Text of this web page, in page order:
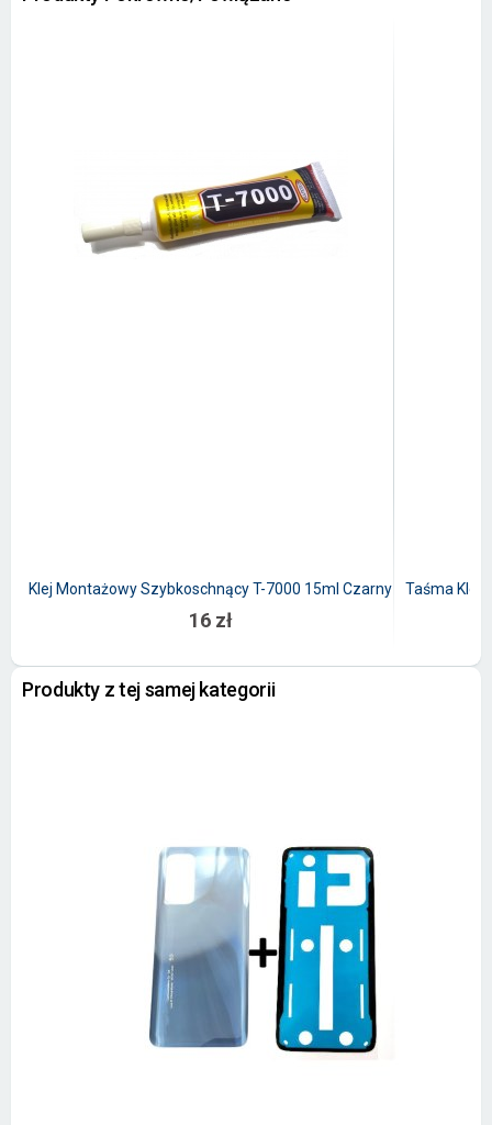
Klej Montażowy Szybkoschnący T-7000 15ml Czarny
16 zł
Taśma
Produkty z tej samej kategorii